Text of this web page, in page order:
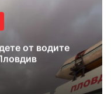
от водите